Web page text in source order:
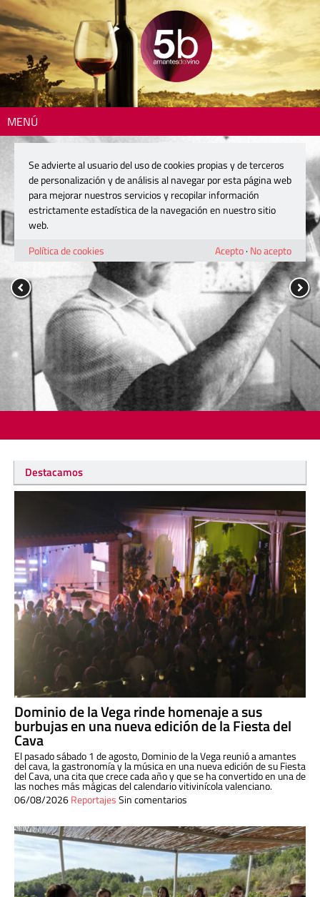
MENÚ
Destacamos
Dominio de la Vega rinde homenaje a sus
burbujas en una nueva edición de la Fiesta del
Cava
El pasado sábado 1 de agosto, Dominio de la Vega reunió a amantes
del cava, la gastronomía y la música en una nueva edición de su Fiesta
del Cava, una cita que crece cada año y que se ha convertido en una de
las noches más mágicas del calendario vitivinícola valenciano.
06/08/2026ReportajesSin comentarios
Se advierte al usuario del uso de cookies propias y de terceros
de personalización y de análisis al navegar por esta página web
para mejorar nuestros servicios y recopilar información
estrictamente estadística de la navegación en nuestro sitio
web.
Política de cookies
Acepto· No acepto